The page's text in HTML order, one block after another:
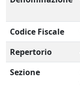
Codice Fiscale
Repertorio
Sezione